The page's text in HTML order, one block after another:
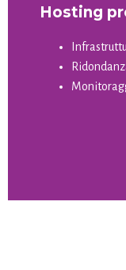
Hosting